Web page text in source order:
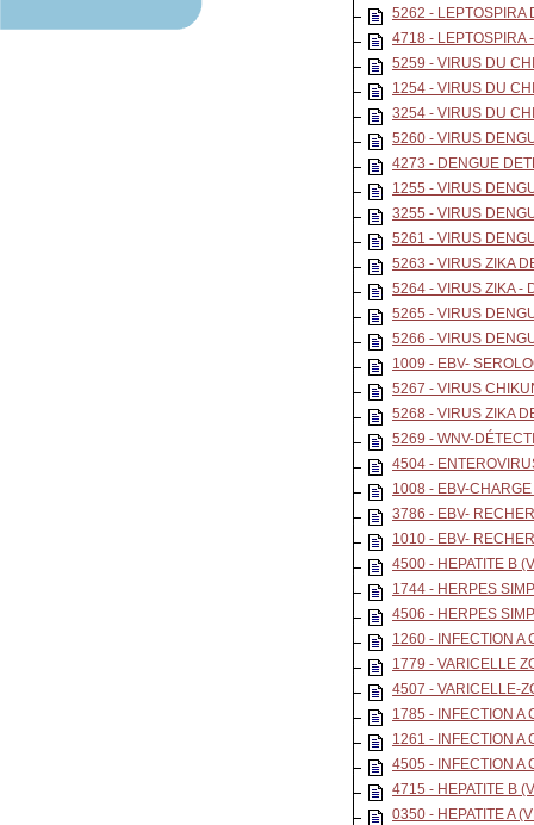
5262 - LEPTOSPIRA
4718 - LEPTOSPIRA
5259 - VIRUS DU
1254 - VIRUS DU
3254 - VIRUS DU
5260 - VIRUS
4273 - DENGUE
1255 - VIRUS
3255 - VIRUS
5261 - VIRUS
5263 - VIRUS ZIKA
5264 - VIRUS ZIKA -
5265 - VIRUS
5266 - VIRUS
1009 - EBV-
5267 - VIRUS
5268 - VIRUS ZIKA
5269 - WNV-
4504 -
1008 - EBV-
3786 - EBV-
1010 - EBV-
4500 - HEPATITE B
1744 - HERPES
4506 - HERPES
1260 - INFECTION A
1779 - VARICELLE
4507 - VARICELLE-
1785 - INFECTION A
1261 - INFECTION A
4505 - INFECTION A
4715 - HEPATITE B
0350 - HEPATITE A